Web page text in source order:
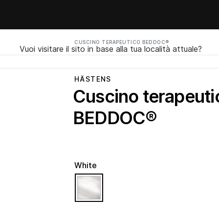
CUSCINO TERAPEUTICO BEDDOC®
Vuoi visitare il sito in base alla tua località attuale?
HÄSTENS
Cuscino
BEDDOC®
White